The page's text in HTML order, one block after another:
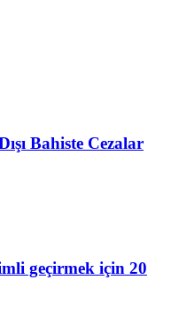
Bahiste Cezalar
geçirmek için 20